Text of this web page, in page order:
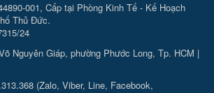
001, Cấp tại Phòng Kinh Tế - Kế Hoạch
Thủ Đức.
24
Nguyên Giáp, phường Phước Long, Tp. HCM |
(Zalo, Viber, Line, Facebook,